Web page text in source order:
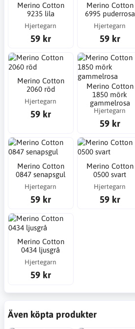
Merino Cotton
9235 lila
Hjertegarn
59 kr
Merino Cotton
6995 puderrosa
Hjertegarn
59 kr
Merino Cotton
2060 röd
Hjertegarn
59 kr
Merino Cotton
1850 mörk
gammelrosa
Hjertegarn
59 kr
Merino Cotton
0847 senapsgul
Hjertegarn
59 kr
Merino Cotton
0500 svart
Hjertegarn
59 kr
Merino Cotton
0434 ljusgrå
Hjertegarn
59 kr
Även köpta produkter